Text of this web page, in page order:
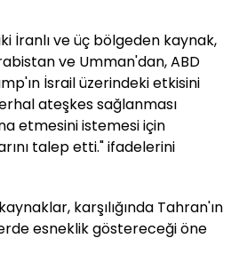
İranlı ve üç bölgeden kaynak,
ve Umman'dan, ABD
İsrail üzerindeki etkisini
ateşkes sağlanması
etmesini istemesi için
talep etti." ifadelerini
karşılığında Tahran'ın
esneklik göstereceği öne